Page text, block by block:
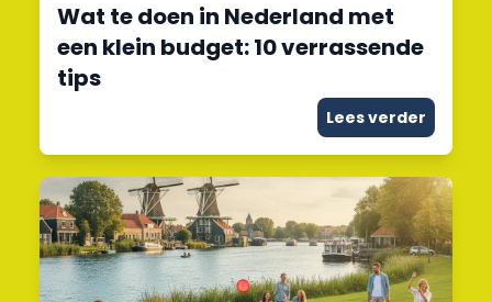
Wat te doen in Nederland met
een klein budget: 10 verrassende
tips
Lees verder